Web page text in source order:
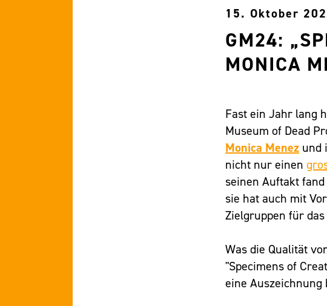
15. Oktober
GM24:
MONICA
Fast ein Jahr lang
Museum of Dead
Monica Menez und
nicht nur einen
seinen Auftakt
sie hat auch mit
Zielgruppen für
Was die Qualität
"Specimens of
eine Auszeichnung